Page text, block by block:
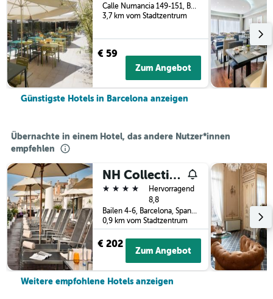
Calle Numancia 149-151, Barcelona, Spanien
3,7 km vom Stadtzentrum
€ 59
Zum Angebot
Günstigste Hotels in Barcelona anzeigen
Übernachte in einem Hotel, das andere Nutzer*innen
empfehlen
NH Collection Barcelona Pódium
4 Sterne
Hervorragend
8,8
Bailen 4-6, Barcelona, Spanien
0,9 km vom Stadtzentrum
€ 202
Zum Angebot
Weitere empfohlene Hotels anzeigen